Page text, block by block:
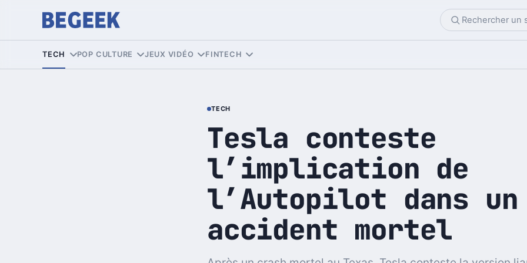
TECH POP CULTURE JEUX VIDÉO FINTECH
TECH
Tesla conteste
l’implication de
l’Autopilot dans un
accident mortel